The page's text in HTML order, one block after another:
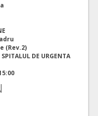
(Rev.2)
DE URGENTA